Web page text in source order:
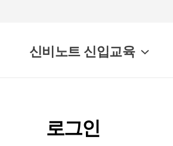
신비노트 신입교육
로그인